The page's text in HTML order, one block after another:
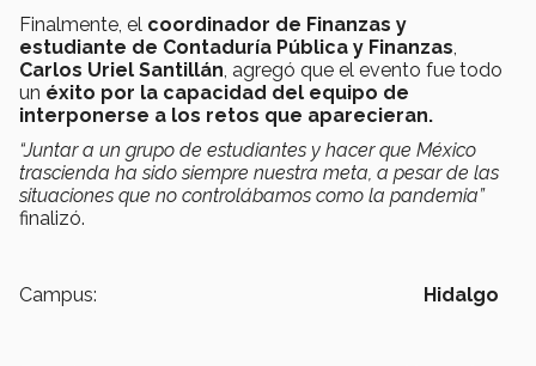
Finalmente, el coordinador de Finanzas y
estudiante de Contaduría Pública y Finanzas,
Carlos Uriel Santillán, agregó que el evento fue todo
un éxito por la capacidad del equipo de
interponerse a los retos que aparecieran.
“Juntar a un grupo de estudiantes y hacer que México
trascienda ha sido siempre nuestra meta, a pesar de las
situaciones que no controlábamos como la pandemia”
finalizó.
Campus: Hidalgo